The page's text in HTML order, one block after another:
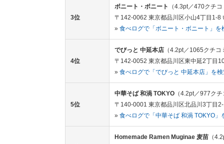
3位
ボニート・ボニート
（4.3pt／470クチ
〒142-0062 東京都品川区小山4丁目1-8
» 食べログで「ボニート・ボニート」を
4位
でびっと 中延本店 （4.2pt／1065クチコ
〒142-0052 東京都品川区東中延2丁目
» 食べログで「でびっと 中延本店」を
5位
中華そば 和渦 TOKYO （4.2pt／977ク
〒140-0001 東京都品川区北品川3丁目
» 食べログで「中華そば 和渦 TOKYO」
Homemade Ramen Muginae 麦苗 （